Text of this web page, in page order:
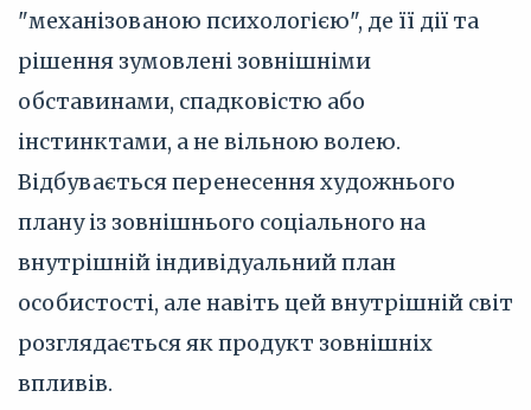
"механізованою психологією", де її дії та
рішення зумовлені зовнішніми
обставинами, спадковістю або
інстинктами, а не вільною волею.
Відбувається перенесення художнього
плану із зовнішнього соціального на
внутрішній індивідуальний план
особистості, але навіть цей внутрішній світ
розглядається як продукт зовнішніх
впливів.